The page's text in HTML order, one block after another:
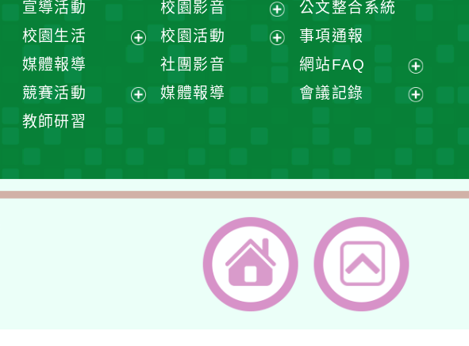
單
選
宣導活動
校園生活
選
媒體報導
競賽活動
單
教師研習
校園影音
展
校園活動
社團影音
媒體報導
公文整合系統
事項通報
網站FAQ
展
開
會議記錄
單